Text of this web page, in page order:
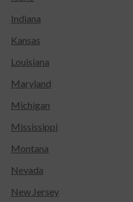
Indiana
Kansas
Louisiana
Maryland
Michigan
Mississippi
Montana
Nevada
New Jersey